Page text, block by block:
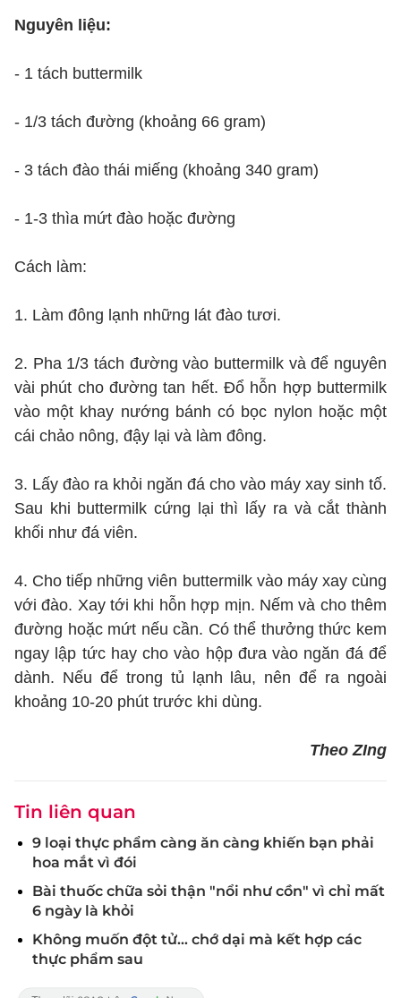
Nguyên liệu:
- 1 tách buttermilk
- 1/3 tách đường (khoảng 66 gram)
- 3 tách đào thái miếng (khoảng 340 gram)
- 1-3 thìa mứt đào hoặc đường
Cách làm:
1. Làm đông lạnh những lát đào tươi.
2. Pha 1/3 tách đường vào buttermilk và để nguyên
vài phút cho đường tan hết. Đổ hỗn hợp buttermilk
vào một khay nướng bánh có bọc nylon hoặc một
cái chảo nông, đậy lại và làm đông.
3. Lấy đào ra khỏi ngăn đá cho vào máy xay sinh tố.
Sau khi buttermilk cứng lại thì lấy ra và cắt thành
khối như đá viên.
4. Cho tiếp những viên buttermilk vào máy xay cùng
với đào. Xay tới khi hỗn hợp mịn. Nếm và cho thêm
đường hoặc mứt nếu cần. Có thể thưởng thức kem
ngay lập tức hay cho vào hộp đưa vào ngăn đá để
dành. Nếu để trong tủ lạnh lâu, nên để ra ngoài
khoảng 10-20 phút trước khi dùng.
Theo ZIng
Tin liên quan
9 loại thực phẩm càng ăn càng khiến bạn phải
hoa mắt vì đói
Bài thuốc chữa sỏi thận "nổi như cồn" vì chỉ mất
6 ngày là khỏi
Không muốn đột tử... chớ dại mà kết hợp các
thực phẩm sau